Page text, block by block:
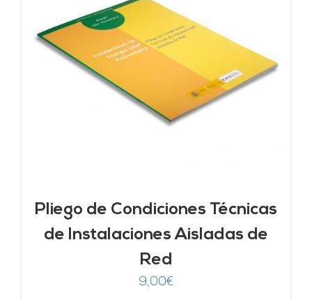
Pliego de Condiciones Técnicas
de Instalaciones Aisladas de
Red
9,00€